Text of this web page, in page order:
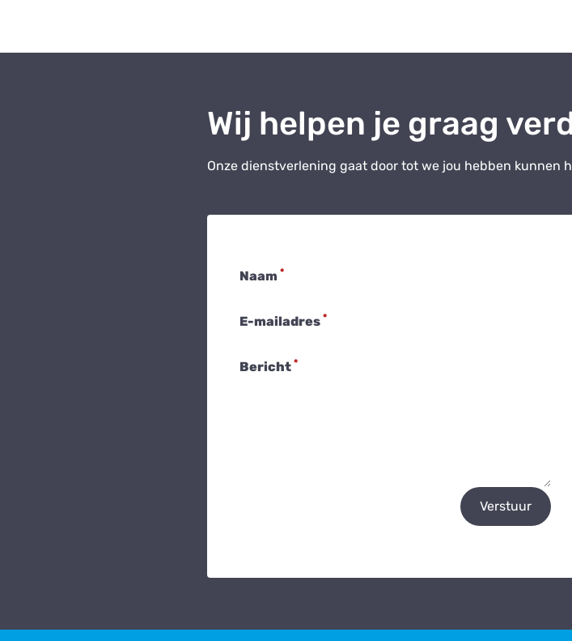
Wij helpen je graag
Onze dienstverlening gaat door tot we jou hebben kunnen
Naam *
E-mailadres *
Bericht *
Verstuur